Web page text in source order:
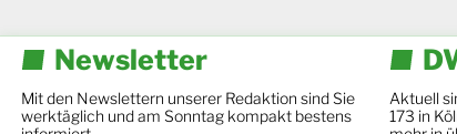
Newsletter
Mit den Newslettern unserer Redaktion sind Sie
werktäglich und am Sonntag kompakt bestens
Aktuell
173 in